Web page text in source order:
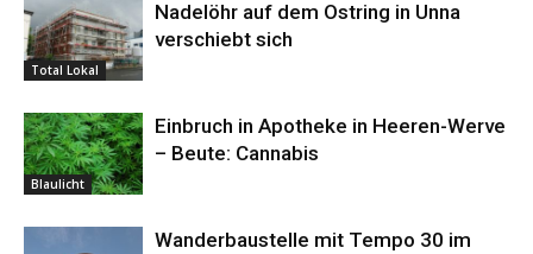
Total Lokal
Nadelöhr auf dem Ostring in Unna
verschiebt sich
Blaulicht
Einbruch in Apotheke in Heeren-Werve
– Beute: Cannabis
Wanderbaustelle mit Tempo 30 im